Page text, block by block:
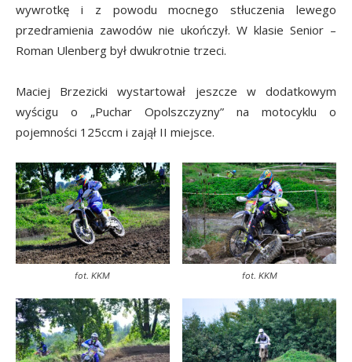
wywrotkę i z powodu mocnego stłuczenia lewego
przedramienia zawodów nie ukończył. W klasie Senior –
Roman Ulenberg był dwukrotnie trzeci.
Maciej Brzezicki wystartował jeszcze w dodatkowym
wyścigu o „Puchar Opolszczyzny” na motocyklu o
pojemności 125ccm i zajął II miejsce.
fot. KKM fot. KKM